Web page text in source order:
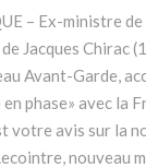
– Ex-ministre
Jacques Chirac
Avant-Garde,
phase» avec la
votre avis sur la
nouveau